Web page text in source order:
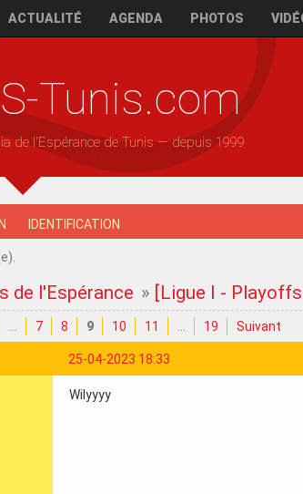
ACTUALITÉ AGENDA PHOTOS
Tunis.com
de l'Espérance de Tunis — depuis 1999
IDENTIFICATION
de l'Espérance » [Ligue I -
7 8 9 10 11 19 Suivant
25-04-2023 18:33
Wilyyyy